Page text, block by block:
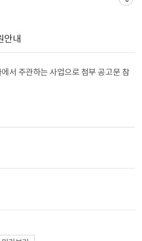
안내
서 주관하는 사업으로 첨부 공고문 참